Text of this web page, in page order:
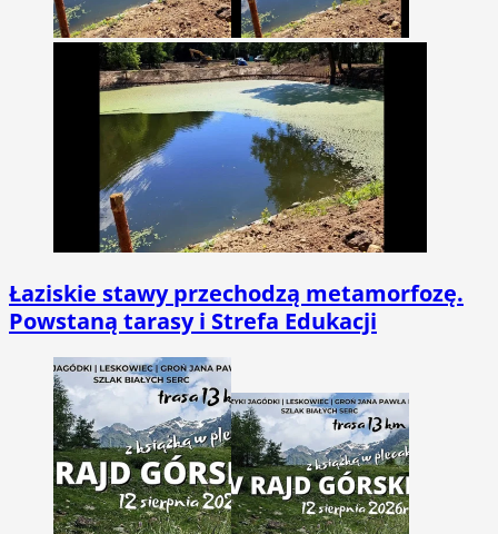
Łaziskie stawy przechodzą metamorfozę.
Powstaną tarasy i Strefa Edukacji